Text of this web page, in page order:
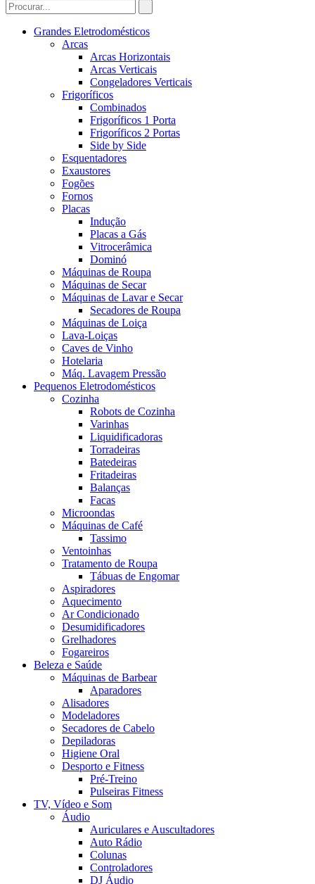
Grandes Eletrodomésticos
Arcas
Arcas Horizontais
Arcas Verticais
Congeladores Verticais
Frigoríficos
Combinados
Frigoríficos 1 Porta
Frigoríficos 2 Portas
Side by Side
Esquentadores
Exaustores
Fogões
Fornos
Placas
Indução
Placas a Gás
Vitrocerâmica
Dominó
Máquinas de Roupa
Máquinas de Secar
Máquinas de Lavar e Secar
Secadores de Roupa
Máquinas de Loiça
Lava-Loiças
Caves de Vinho
Hotelaria
Máq. Lavagem Pressão
Pequenos Eletrodomésticos
Cozinha
Robots de Cozinha
Varinhas
Liquidificadoras
Torradeiras
Batedeiras
Fritadeiras
Balanças
Facas
Microondas
Máquinas de Café
Tassimo
Ventoinhas
Tratamento de Roupa
Tábuas de Engomar
Aspiradores
Aquecimento
Ar Condicionado
Desumidificadores
Grelhadores
Fogareiros
Beleza e Saúde
Máquinas de Barbear
Aparadores
Alisadores
Modeladores
Secadores de Cabelo
Depiladoras
Higiene Oral
Desporto e Fitness
Pré-Treino
Pulseiras Fitness
TV, Vídeo e Som
Áudio
Auriculares e Auscultadores
Auto Rádio
Colunas
Controladores
DJ Áudio